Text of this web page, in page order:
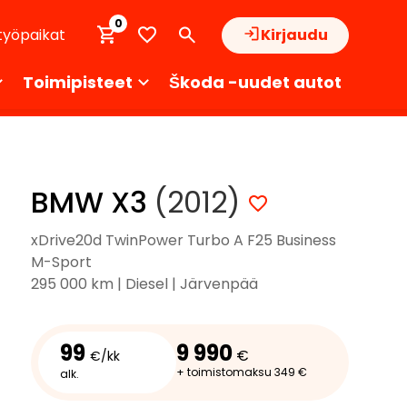
Kirjaudu
0
Toimipisteet Škoda -uudet autot
BMW X3 (2012)
xDrive20d TwinPower Turbo A F25 Business
M-Sport
295 000 km | Diesel | Järvenpää
99 €/kk
alk.
9 990 €
+ toimistomaksu 349 €